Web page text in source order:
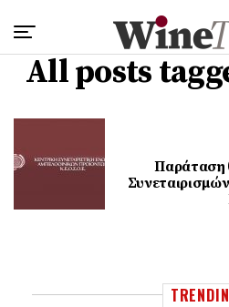
All posts
Παράταση